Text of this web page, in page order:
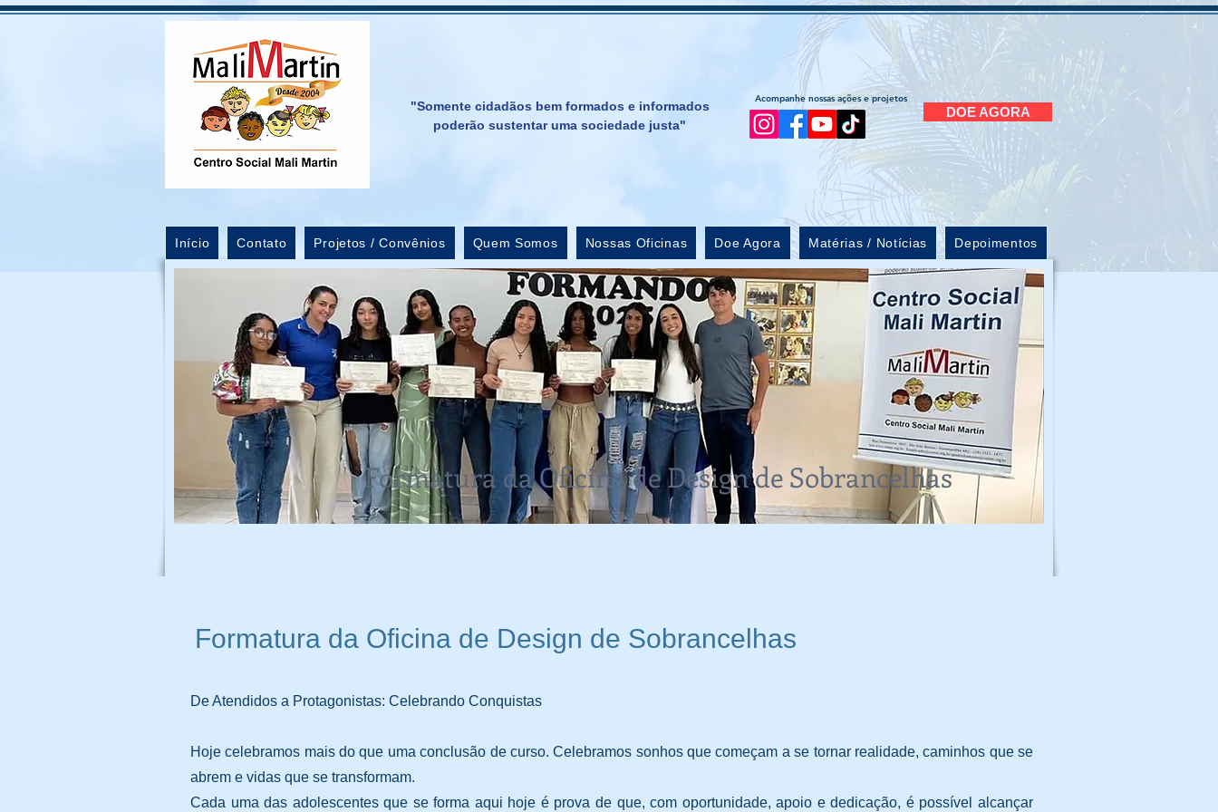
"Somente cidadãos bem formados e informados
poderão sustentar uma sociedade justa"
Acompanhe nossas ações e projetos
DOE AGORA
Início Contato Projetos / Convênios Quem Somos Nossas Oficinas Doe Agora Matérias / Notícias Depoimentos
Formatura da Oficina de Design de Sobrancelhas
Formatura da Oficina de Design de Sobrancelhas
De Atendidos a Protagonistas: Celebrando Conquistas
Hoje celebramos mais do que uma conclusão de curso. Celebramos sonhos que começam a se tornar realidade, caminhos que se
abrem e vidas que se transformam.
Cada uma das adolescentes que se forma aqui hoje é prova de que, com oportunidade, apoio e dedicação, é possível alcançar